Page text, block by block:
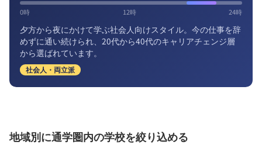
0時 12時 24時
夕方から夜にかけて学ぶ社会人向けスタイル。今の仕事を辞
めずに通い続けられ、20代から40代のキャリアチェンジ層
から選ばれています。
社会人・両立派
地域別に通学圏内の学校を絞り込める